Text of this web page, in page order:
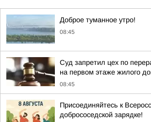
Доброе туманное утро!
08:45
Суд запретил цех по
на первом этаже жилого
08:45
Присоединяйтесь к
добрососедской зарядке!